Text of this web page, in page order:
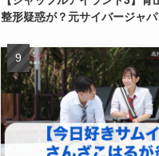
整形疑惑が？元サイバージャ